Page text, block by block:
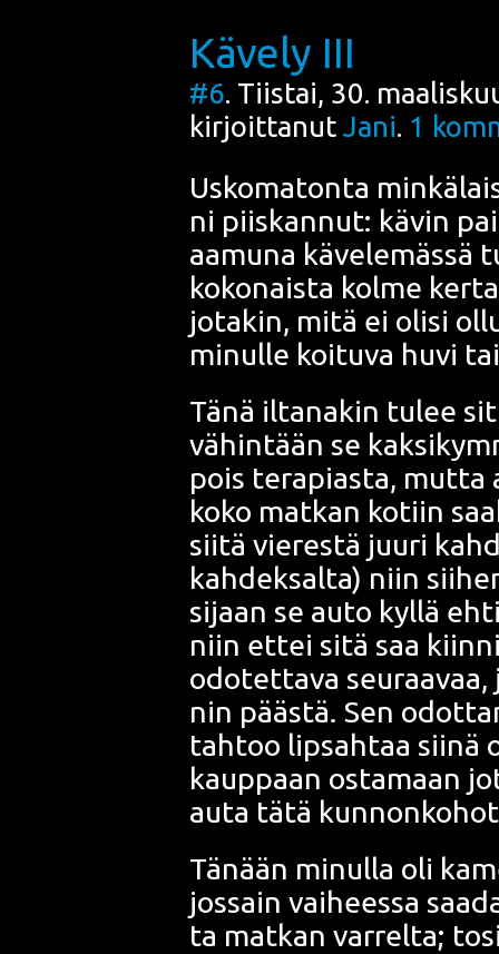
Kävely III
#6. Tiistai, 30.
kirjoittanut Jani. 1
Usko­ma­ton­ta
ni piis­kan­nut: kävin
aamu­na käve­le­mäs­sä
koko­nais­ta kol­me
jota­kin, mitä ei oli­si
minul­le koi­tu­va huvi
Tänä ilta­na­kin tulee
vähin­tään se
pois tera­pias­ta, mut­ta
koko mat­kan kotiin
sii­tä vie­res­tä juu­ri
kah­dek­sal­ta) niin
sijaan se auto kyl­lä
niin ettei sitä saa
odo­tet­ta­va
nin pääs­tä. Sen
tah­too lip­sah­taa sii­nä
kaup­paan osta­maan
auta tätä
Tänään minul­la oli
jos­sain vai­hees­sa
ta mat­kan var­rel­ta;